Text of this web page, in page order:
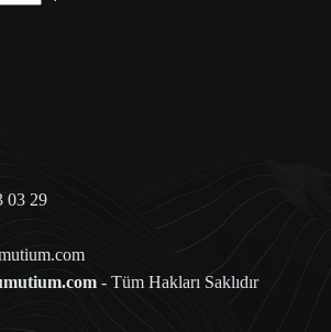
03 29
- Tüm Hakları Saklıdır